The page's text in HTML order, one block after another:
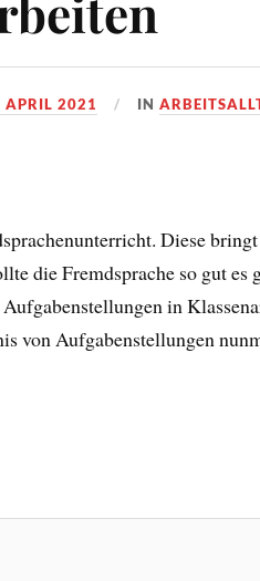
APRIL 2021 IN
Diese
die Fremdsprache so gut es
in
von Aufgabenstellungen